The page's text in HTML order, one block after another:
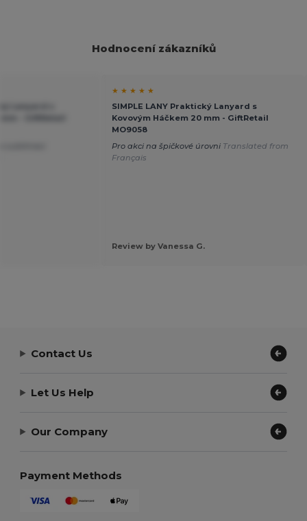
Hodnocení zákazníků
★ ★ ★ ★ ★
SIMPLE LANY Praktický Lanyard s
Kovovým Háčkem 20 mm - GiftRetail
MO9058
Pro akci na špičkové úrovni Translated from
Français
Review by Vanessa G.
Contact Us
Let Us Help
Our Company
Payment Methods